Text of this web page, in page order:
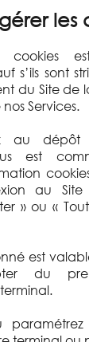
les
cookies
s’ils sont
du Site de
Services.
au
est
au
» ou «
est
du